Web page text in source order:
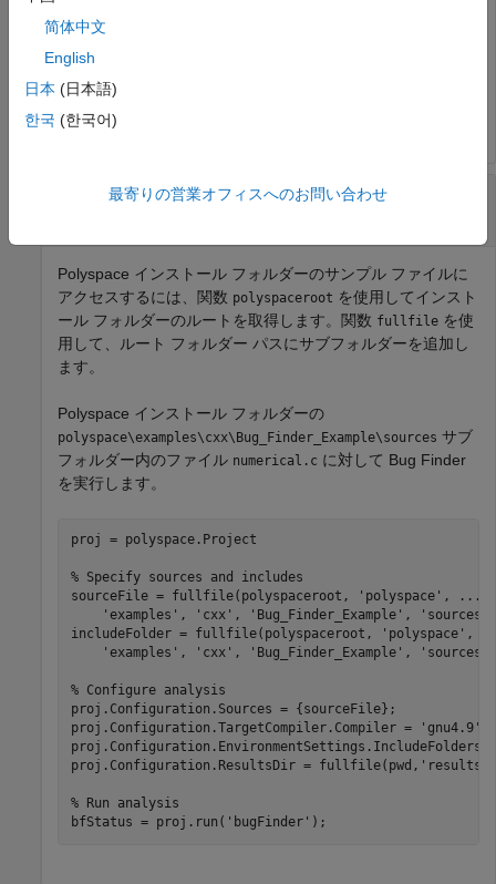
Code Prover™ Server
C:\Program Files\Polyspace Server\R2019a
Polyspaceインストール フォルダーのサンプル
Polyspace インストール フォルダーのサンプル ファイルに
アクセスするには、関数 polyspaceroot を使用してインスト
ール フォルダーのルートを取得します。関数 fullfile を使
用して、ルート フォルダー パスにサブフォルダーを追加し
ます。
Polyspace インストール フォルダーの
polyspace\examples\cxx\Bug_Finder_Example\sources サブ
フォルダー内のファイル numerical.c に対して Bug Finder
を実行します。
proj = polyspace.Project
% Specify sources and includes
sourceFile = fullfile(polyspaceroot,
'polyspace' ,
...
'examples' , 'cxx' , 'Bug_Finder_Example' , 'sources'
includeFolder = fullfile(polyspaceroot,
'polyspace' ,
'examples' , 'cxx' , 'Bug_Finder_Example' , 'sources'
% Configure analysis
proj.Configuration.Sources = {sourceFile};
proj.Configuration.TargetCompiler.Compiler =
'gnu4.9'
proj.Configuration.EnvironmentSettings.IncludeFolders
proj.Configuration.ResultsDir = fullfile(pwd, 'results'
% Run analysis
bfStatus = proj.run( 'bugFinder' );
简体中文
English
日本 (日本語)
한국 (한국어)
最寄りの営業オフィスへのお問い合わせ